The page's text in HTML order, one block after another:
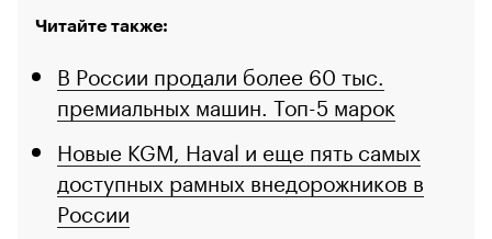
Читайте также:
В России продали более 60 тыс.
премиальных машин. Топ-5 марок
Новые KGM, Haval и еще пять самых
доступных рамных внедорожников в
России